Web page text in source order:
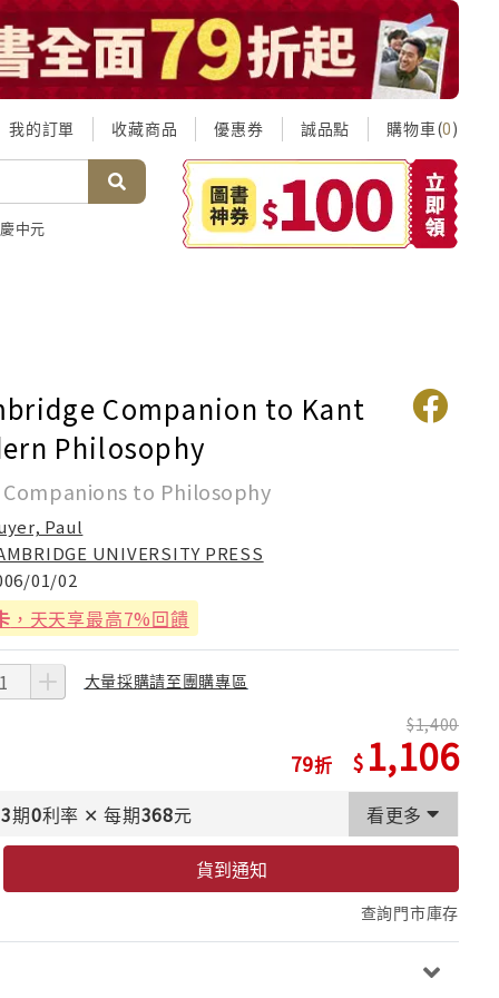
我的訂單 收藏商品 優惠券 誠品點 購物車(0)
中元
Companion to Kant
Philosophy
to Philosophy
Paul
UNIVERSITY PRESS
01/02
，天天享最高7%回饋
大量採購請至團購專區
79
1,400
1,106
3期0利率 ✕ 每期368元 看更多
貨到通知
查詢門市庫存